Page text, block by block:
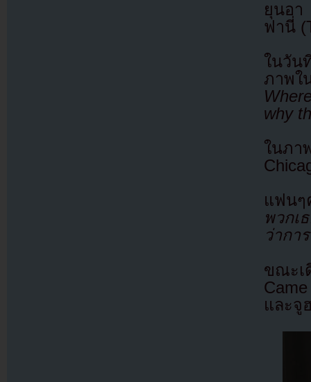
ยุนอา
ฟานี่
ในวัน
ภาพ
why
ในภา
แฟนๆ
พวกเ
ว่ากา
ขณะเ
และจู